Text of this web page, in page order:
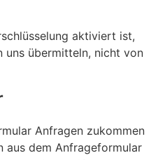
aktiviert ist,
uns übermitteln, nicht von
Anfragen zukommen
aus dem Anfrageformular